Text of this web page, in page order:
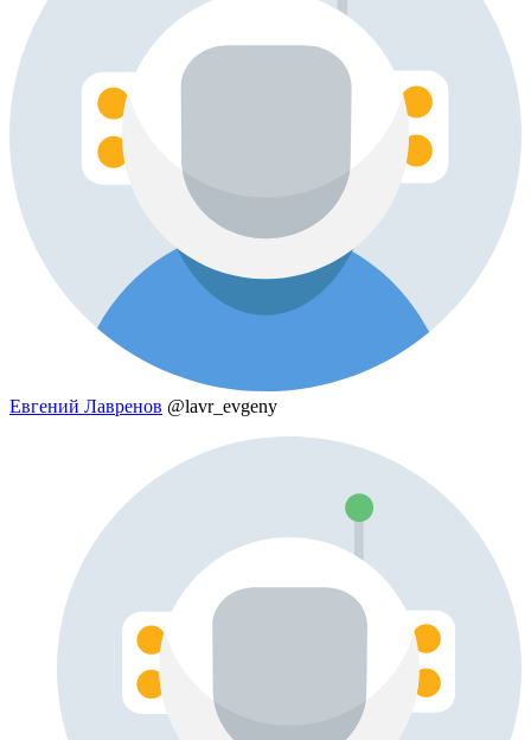
Евгений Лавренов @lavr_evgeny